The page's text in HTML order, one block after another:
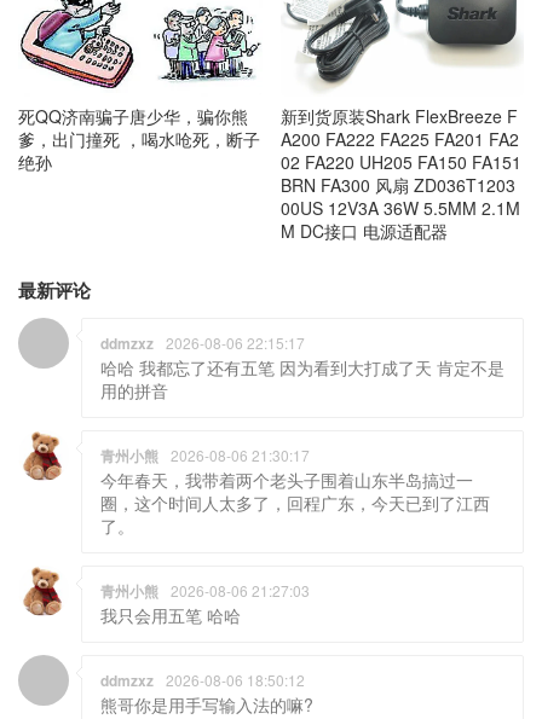
死QQ济南骗子唐少华，骗你熊
爹，出门撞死 ，喝水呛死，断子
绝孙
新到货原装Shark FlexBreeze F
A200 FA222 FA225 FA201 FA2
02 FA220 UH205 FA150 FA151
BRN FA300 风扇 ZD036T1203
00US 12V3A 36W 5.5MM 2.1M
M DC接口 电源适配器
最新评论
ddmzxz 2026-08-06 22:15:17
哈哈 我都忘了还有五笔 因为看到大打成了天 肯定不是
用的拼音
青州小熊 2026-08-06 21:30:17
今年春天，我带着两个老头子围着山东半岛搞过一
圈，这个时间人太多了，回程广东，今天已到了江西
了。
青州小熊 2026-08-06 21:27:03
我只会用五笔 哈哈
ddmzxz 2026-08-06 18:50:12
熊哥你是用手写输入法的嘛?